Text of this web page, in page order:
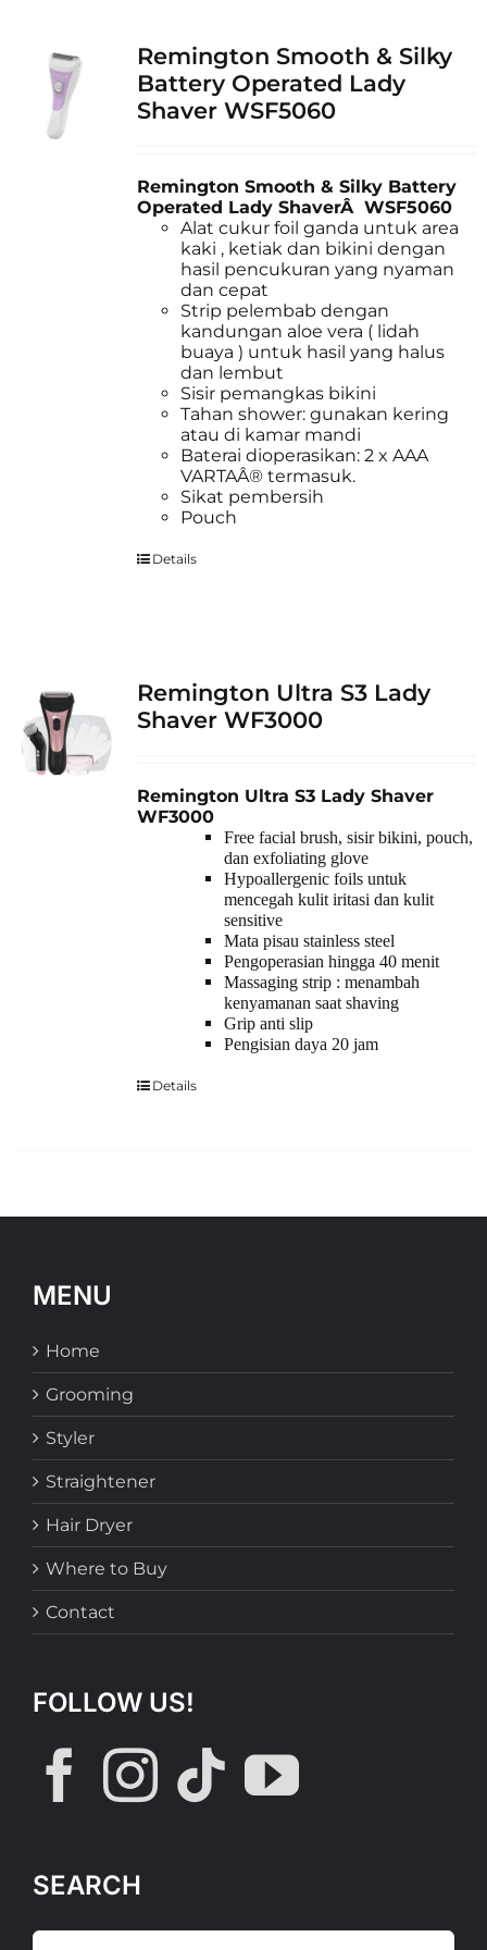
Remington Smooth & Silky
Battery Operated Lady
Shaver WSF5060
Remington Smooth & Silky Battery
Operated Lady ShaverÂ WSF5060
Alat cukur foil ganda untuk area
kaki , ketiak dan bikini dengan
hasil pencukuran yang nyaman
dan cepat
Strip pelembab dengan
kandungan aloe vera ( lidah
buaya ) untuk hasil yang halus
dan lembut
Sisir pemangkas bikini
Tahan shower: gunakan kering
atau di kamar mandi
Baterai dioperasikan: 2 x AAA
VARTAÂ® termasuk.
Sikat pembersih
Pouch
Details
Remington Ultra S3 Lady
Shaver WF3000
Remington Ultra S3 Lady Shaver
WF3000
Free facial brush, sisir bikini, pouch,
dan exfoliating glove
Hypoallergenic foils untuk
mencegah kulit iritasi dan kulit
sensitive
Mata pisau stainless steel
Pengoperasian hingga 40 menit
Massaging strip : menambah
kenyamanan saat shaving
Grip anti slip
Pengisian daya 20 jam
Details
MENU
Home
Grooming
Styler
Straightener
Hair Dryer
Where to Buy
Contact
FOLLOW US!
SEARCH
Search